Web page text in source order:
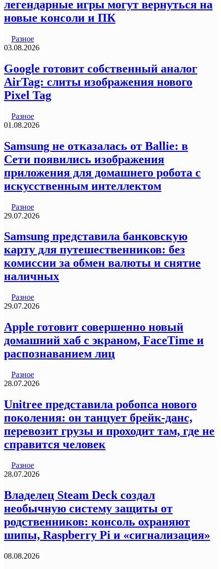
легендарные игры могут вернуться на
новые консоли и ПК
Разное
03.08.2026
Google готовит собственный аналог
AirTag: слиты изображения нового
Pixel Tag
Разное
01.08.2026
Samsung не отказалась от Ballie: в
Сети появились изображения
приложения для домашнего робота с
искусственным интеллектом
Разное
29.07.2026
Samsung представила банковскую
карту для путешественников: без
комиссии за обмен валюты и снятие
наличных
Разное
29.07.2026
Apple готовит совершенно новый
домашний хаб с экраном, FaceTime и
распознаванием лиц
Разное
28.07.2026
Unitree представила робопса нового
поколения: он танцует брейк-данс,
перевозит грузы и проходит там, где не
справится человек
Разное
28.07.2026
Владелец Steam Deck создал
необычную систему защиты от
родственников: консоль охраняют
шипы, Raspberry Pi и «сигнализация»
08.08.2026